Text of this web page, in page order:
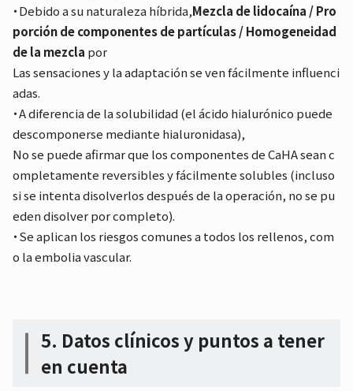
・Debido a su naturaleza híbrida,Mezcla de lidocaína / Pro
porción de componentes de partículas / Homogeneidad
de la mezcla por
Las sensaciones y la adaptación se ven fácilmente influenci
adas.
・A diferencia de la solubilidad (el ácido hialurónico puede
descomponerse mediante hialuronidasa),
No se puede afirmar que los componentes de CaHA sean c
ompletamente reversibles y fácilmente solubles (incluso
si se intenta disolverlos después de la operación, no se pu
eden disolver por completo).
・Se aplican los riesgos comunes a todos los rellenos, com
o la embolia vascular.
5. Datos clínicos y puntos a tener
en cuenta